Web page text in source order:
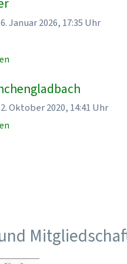
Januar 2026, 17:35 Uhr
Oktober 2020, 14:41 Uhr